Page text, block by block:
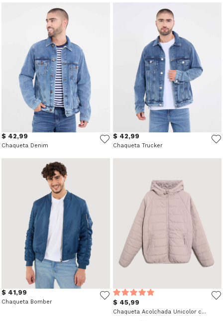
$ 42,99
Chaqueta Denim
$ 42,99
Chaqueta Trucker
$ 41,99
Chaqueta Bomber $ 45,99
Chaqueta Acolchada Unicolor con Capota